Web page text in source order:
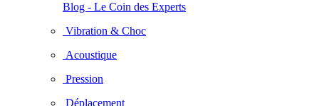
Blog - Le Coin des Experts
Vibration & Choc
Acoustique
Pression
Déplacement